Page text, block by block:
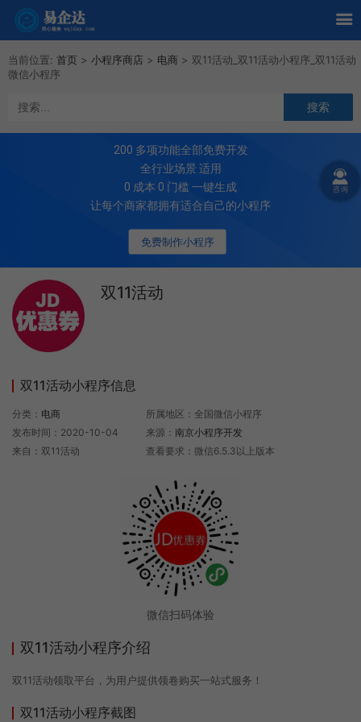
当前位置: 首页 > 小程序商店 > 电商 > 双11活动_双11活动小程序_双11活动
微信小程序
免费制作小程序
200 多项功能全部免费开发
全行业场景 适用
0 成本 0 门槛 一键生成
让每个商家都拥有适合自己的小程序
双11活动
双11活动小程序信息
分类： 电商
发布时间：2020-10-04
来自：双11活动
所属地区：全国微信小程序
来源： 南京小程序开发
查看要求：微信6.5.3以上版本
微信扫码体验
双11活动小程序介绍
双11活动领取平台，为用户提供领卷购买一站式服务！
双11活动小程序截图